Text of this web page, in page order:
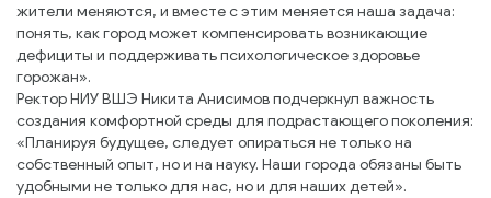
жители меняются, и вместе с этим меняется наша задача:
понять, как город может компенсировать возникающие
дефициты и поддерживать психологическое здоровье
горожан».
Ректор НИУ ВШЭ Никита Анисимов подчеркнул важность
создания комфортной среды для подрастающего поколения:
«Планируя будущее, следует опираться не только на
собственный опыт, но и на науку. Наши города обязаны быть
удобными не только для нас, но и для наших детей».